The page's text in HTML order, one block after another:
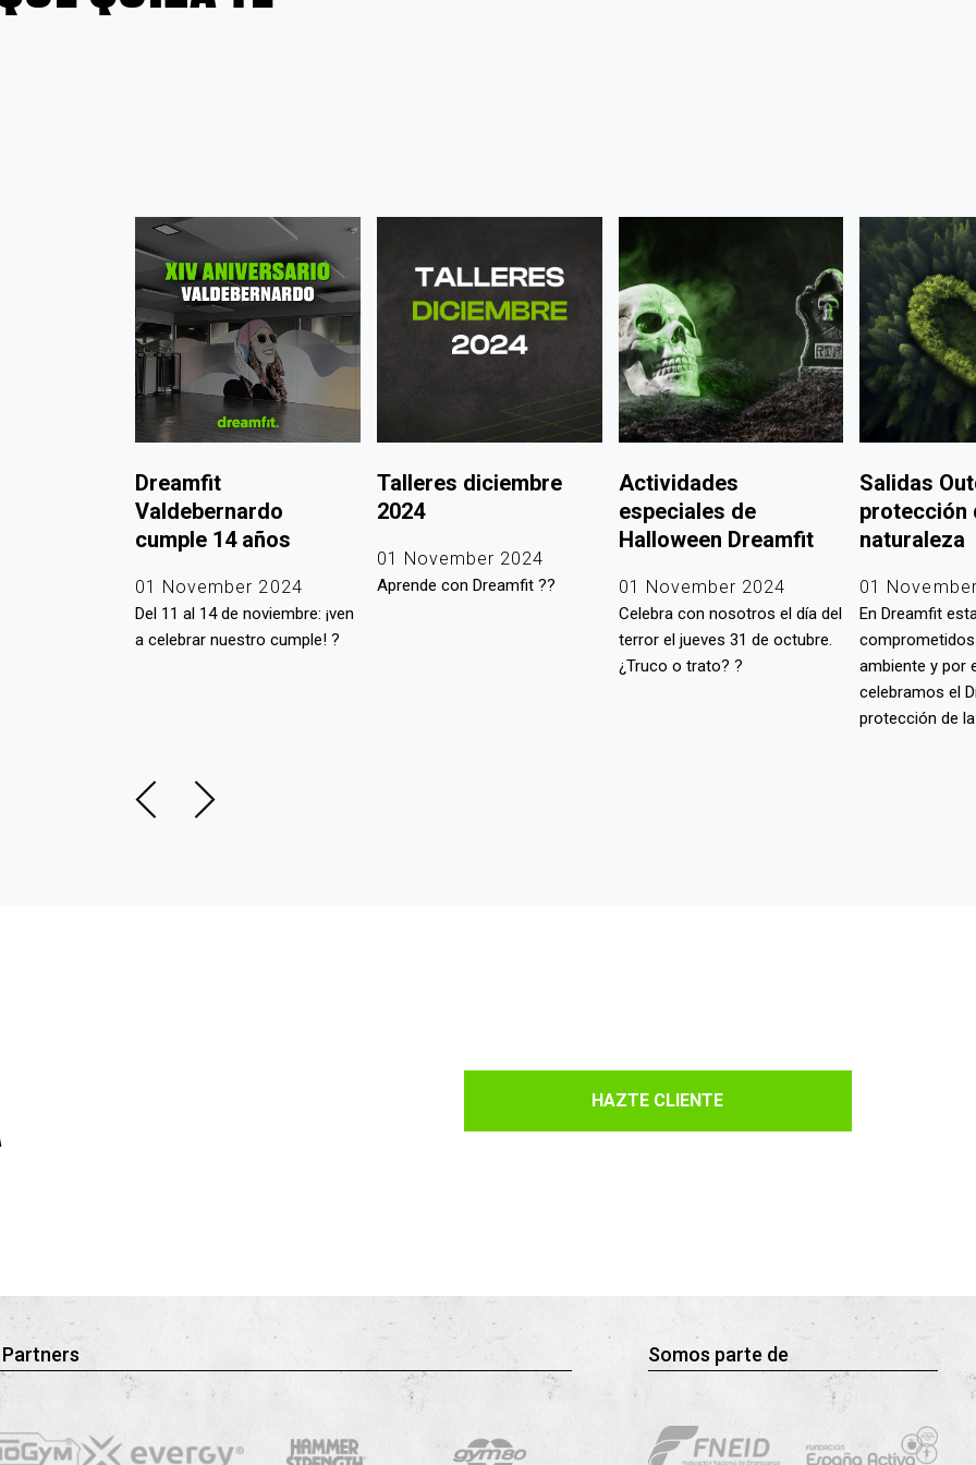
Dreamfit
Valdebernardo
cumple 14 años
01 November 2024
Del 11 al 14 de noviembre: ¡ven
a celebrar nuestro cumple! ?
Talleres diciembre
2024
01 November 2024
Aprende con Dreamfit ??
Actividades
especiales de
Halloween Dreamfit
01 November 2024
Celebra con nosotros el día del
terror el jueves 31 de octubre.
¿Truco o trato? ?
Salidas
protección
naturaleza
01
En Dreamfit
ambiente y por
celebramos el
protección de
HAZTE CLIENTE
Somos parte de